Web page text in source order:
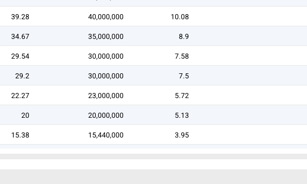
10.08
40,000,000
39.28
8.9
35,000,000
34.67
7.58
30,000,000
29.54
7.5
30,000,000
29.2
5.72
23,000,000
22.27
5.13
20,000,000
20
3.95
15,440,000
15.38